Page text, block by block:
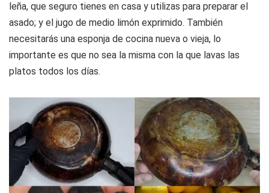
leña, que seguro tienes en casa y utilizas para preparar el
asado; y el jugo de medio limón exprimido. También
necesitarás una esponja de cocina nueva o vieja, lo
importante es que no sea la misma con la que lavas las
platos todos los días.